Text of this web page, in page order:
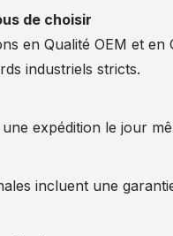
de choisir
en Qualité OEM et
industriels stricts.
expédition le jour
incluent une